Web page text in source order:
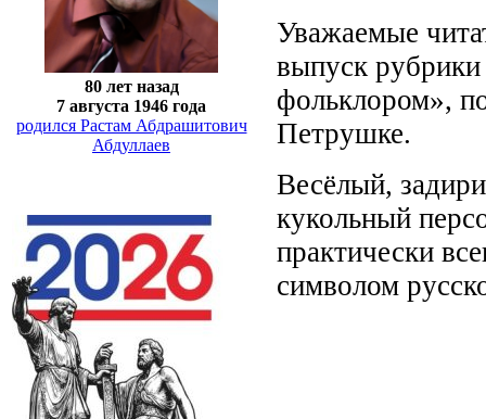
80 лет назад
7 августа 1946 года
родился Растам Абдрашитович
Абдуллаев
Уважаемые
выпуск
фольклором»,
Петрушке.
Весёлый,
кукольный
практически
символом